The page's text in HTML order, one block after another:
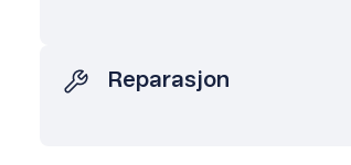
Reparasjon